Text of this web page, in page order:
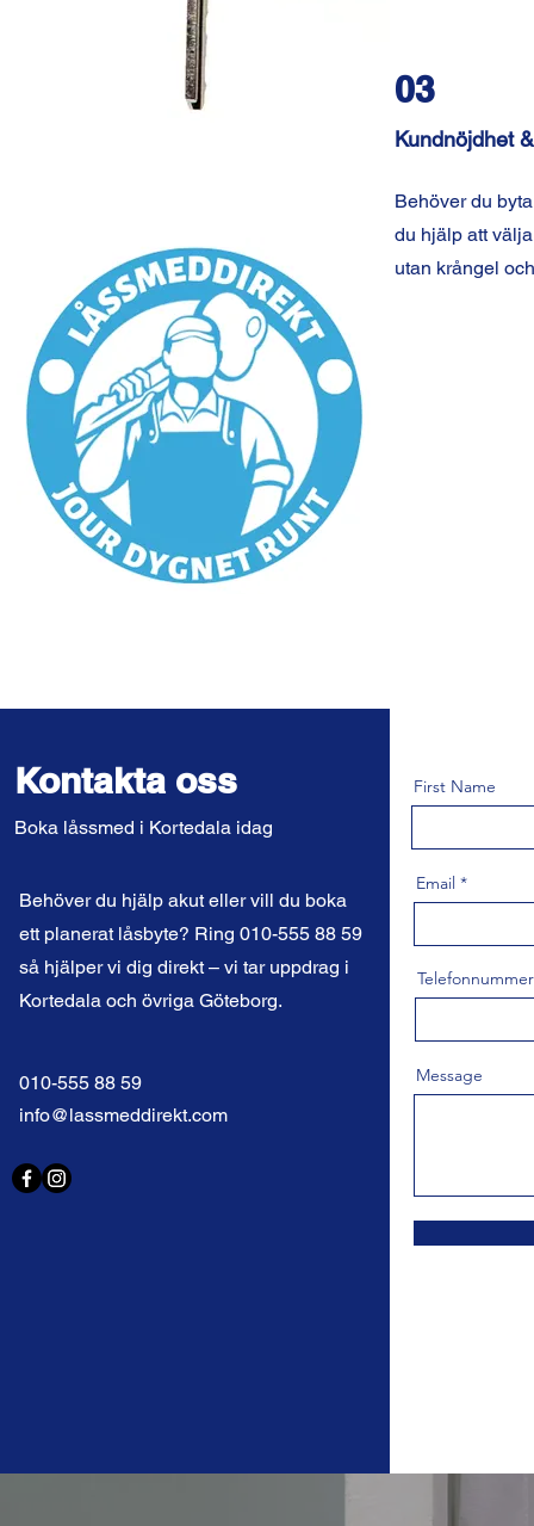
03
Kundnöjdhet
Behöver du
du hjälp att
utan krångel
Kontakta oss
Boka låssmed i Kortedala idag
Behöver du hjälp akut eller vill du boka
ett planerat låsbyte? Ring 010-555 88 59
så hjälper vi dig direkt – vi tar uppdrag i
Kortedala och övriga Göteborg.
010-555 88 59
info@lassmeddirekt.com
First Name
Email
Telefonnummer
Message